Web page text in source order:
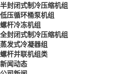
半封闭式制冷压缩机组
低压循环桶泵机组
螺杆冷冻机组
全封闭式制冷压缩机组
蒸发式冷凝器组
螺杆并联机组类
新闻动态